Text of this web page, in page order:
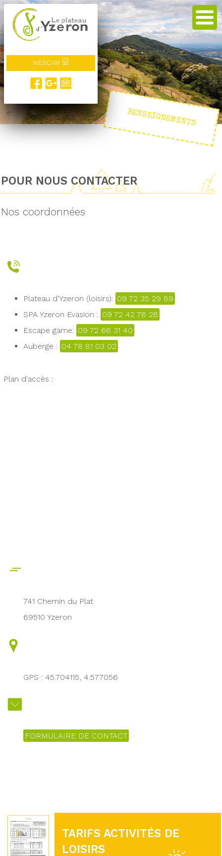
WEBCAM
RENSEIGNEMENTS
POUR NOUS CONTACTER
Nos coordonnées
Plateau d'Yzeron (loisirs): 09 72 35 29 89
SPA Yzeron Evasion : 09 72 42 78 28
Escape game: 09 72 66 31 40
Auberge : 04 78 81 03 02
Plan d'accès :
741 Chemin du Plat
69510 Yzeron
GPS : 45.704115, 4.577056
FORMULAIRE DE CONTACT
TARIFS ACTIVITÉS DE
LOISIRS